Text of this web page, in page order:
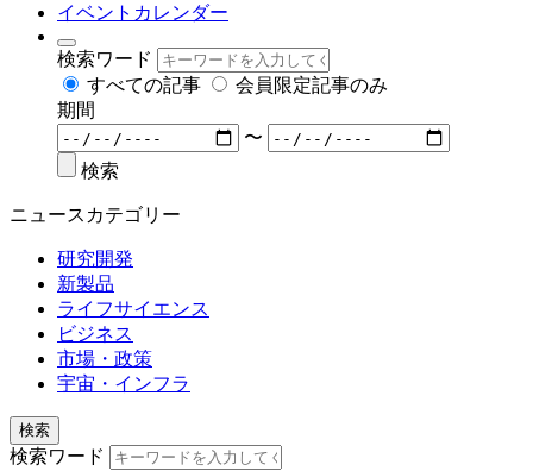
イベントカレンダー
検索ワード
すべての記事
会員限定記事のみ
期間
〜
検索
ニュースカテゴリー
研究開発
新製品
ライフサイエンス
ビジネス
市場・政策
宇宙・インフラ
検索
検索ワード